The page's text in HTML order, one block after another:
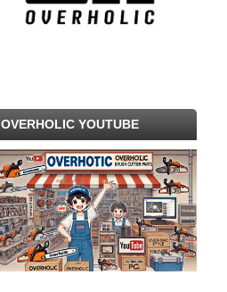
OVERHOLIC YOUTUBE